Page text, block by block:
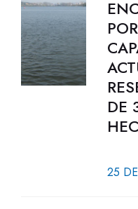
DE
25